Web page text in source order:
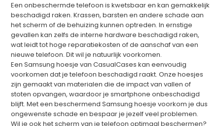
Een onbeschermde telefoon is kwetsbaar en kan gemakkelijk
beschadigd raken. Krassen, barsten en andere schade aan
het scherm of de behuizing kunnen optreden. In ernstige
gevallen kan zelfs de interne hardware beschadigd raken,
wat leidt tot hoge reparatiekosten of de aanschaf van een
nieuwe telefoon. Dit wil je natuurlijk voorkomen.
Een Samsung hoesje van CasualCases kan eenvoudig
voorkomen dat je telefoon beschadigd raakt. Onze hoesjes
zijn gemaakt van materialen die de impact van vallen of
stoten opvangen, waardoor je smartphone onbeschadigd
blijft. Met een beschermend Samsung hoesje voorkom je dus
ongewenste schade en bespaar je jezelf veel problemen.
Wil je ook het scherm van je telefoon optimaal beschermen?